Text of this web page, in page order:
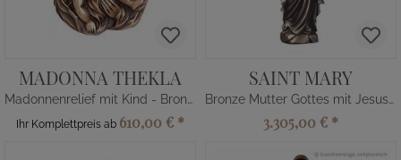
MADONNA THEKLA
Madonnenrelief mit Kind - Bronze/Alu
Ihr Komplettpreis ab 610,00 € *
SAINT MARY
Bronze Mutter Gottes mit Jesuskind
3.305,00 € *